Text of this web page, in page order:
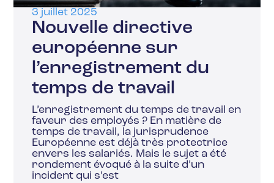
3 juillet 2025
Nouvelle directive
européenne sur
l’enregistrement du
temps de travail
L’enregistrement du temps de travail en
faveur des employés ? En matière de
temps de travail, la jurisprudence
Européenne est déjà très protectrice
envers les salariés. Mais le sujet a été
rondement évoqué à la suite d’un
incident qui s’est